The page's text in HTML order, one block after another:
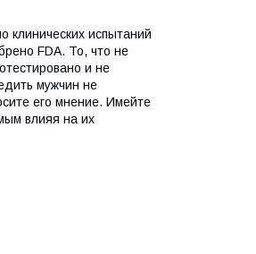
клинических испытаний
FDA. То, что не
и не
мужчин не
его мнение. Имейте
влияя на их